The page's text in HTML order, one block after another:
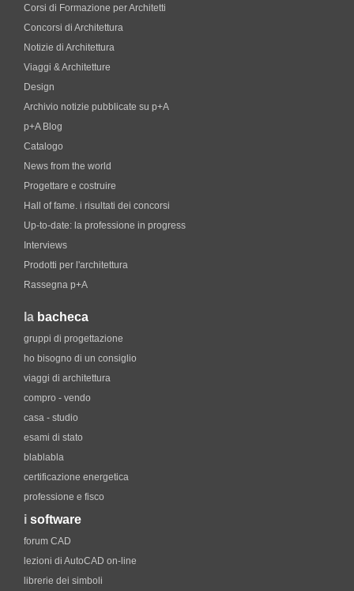
Corsi di Formazione per Architetti
Concorsi di Architettura
Notizie di Architettura
Viaggi & Architetture
Design
Archivio notizie pubblicate su p+A
p+A Blog
Catalogo
News from the world
Progettare e costruire
Hall of fame. i risultati dei concorsi
Up-to-date: la professione in progress
Interviews
Prodotti per l'architettura
Rassegna p+A
la bacheca
gruppi di progettazione
ho bisogno di un consiglio
viaggi di architettura
compro - vendo
casa - studio
esami di stato
blablabla
certificazione energetica
professione e fisco
i software
forum CAD
lezioni di AutoCAD on-line
librerie dei simboli